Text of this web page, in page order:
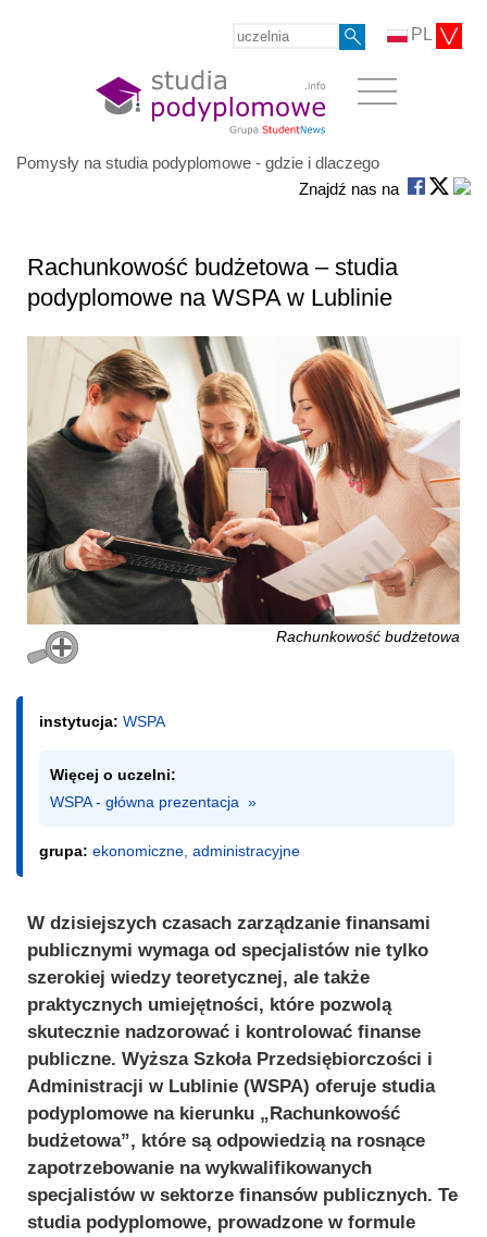
PL
Pomysły na studia podyplomowe - gdzie i dlaczego
Znajdź nas na
Rachunkowość budżetowa – studia
podyplomowe na WSPA w Lublinie
Rachunkowość budżetowa
instytucja: WSPA
Więcej o uczelni:
WSPA - główna prezentacja  »
grupa: ekonomiczne, administracyjne
W dzisiejszych czasach zarządzanie finansami
publicznymi wymaga od specjalistów nie tylko
szerokiej wiedzy teoretycznej, ale także
praktycznych umiejętności, które pozwolą
skutecznie nadzorować i kontrolować finanse
publiczne. Wyższa Szkoła Przedsiębiorczości i
Administracji w Lublinie (WSPA) oferuje studia
podyplomowe na kierunku „Rachunkowość
budżetowa”, które są odpowiedzią na rosnące
zapotrzebowanie na wykwalifikowanych
specjalistów w sektorze finansów publicznych. Te
studia podyplomowe, prowadzone w formule